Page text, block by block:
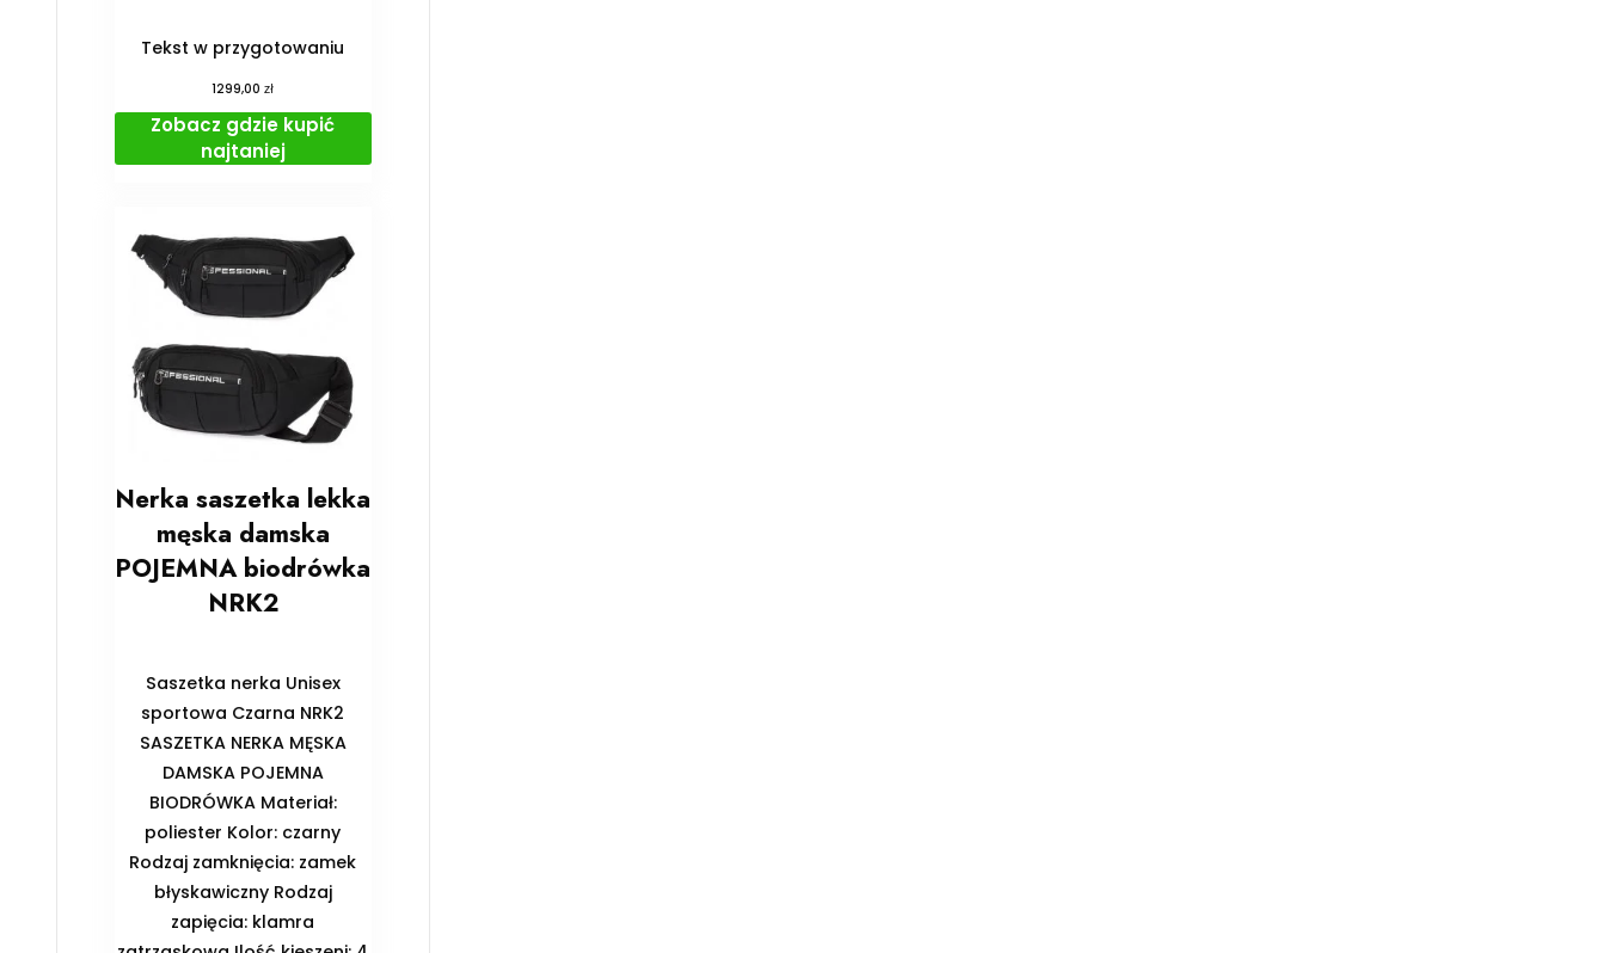
Tekst w przygotowaniu
1299,00zł
Zobacz gdzie kupić
najtaniej
Nerka saszetka lekka
męska damska
POJEMNA biodrówka
NRK2
Saszetka nerka Unisex
sportowa Czarna NRK2
SASZETKA NERKA MĘSKA
DAMSKA POJEMNA
BIODRÓWKA Materiał:
poliester Kolor: czarny
Rodzaj zamknięcia: zamek
błyskawiczny Rodzaj
zapięcia: klamra